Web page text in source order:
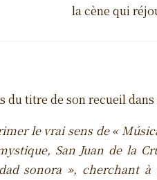
la cène qui
titre de son recueil dans
le vrai sens de «
San Juan de la
sonora », cherchant à